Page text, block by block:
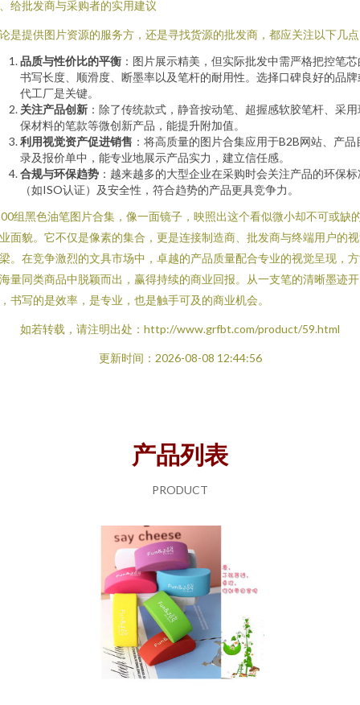
给批发商与采购者的实用建议
是提供图片资源的服务方，还是寻找货源的批发商，都应关注以下几
品质与性价比的平衡 ：图片展示精美，但实际批发中需严格把控笔
书写长度、顺滑度、断墨率以及笔杆的耐用性。选择口碑良好的品牌
代工厂是关键。
关注产品创新 ：除了传统款式，静音按动笔、超握感软胶笔杆、采用
保材料的笔款等微创新产品，能提升附加值。
利用视觉资产促进销售 ：将高质量的图片合集应用于B2B网站、产品
录及报价单中，能专业地展示产品实力，建立信任感。
合规与环保趋势 ：越来越多的大型企业在采购时会关注产品的环保标
（如ISO认证）及安全性，符合趋势的产品更具竞争力。
组黑色油笔图片合集，像一面镜子，映照出这个看似微小却不可或缺
面貌。它不仅是像素的集合，更是连接制造商、批发商与终端用户的
。在竞争激烈的文具市场中，卓越的产品质量配合专业的视觉呈现，
量同类商品中脱颖而出，赢得持续的商业回报。从一支笔的清晰墨迹开
书写的是效率，是专业，也是触手可及的商业机会。
如若转载，请注明出处：http://www.grfbt.com/product/59.html
更新时间：2026-08-08 12:44:56
产品列表
PRODUCT